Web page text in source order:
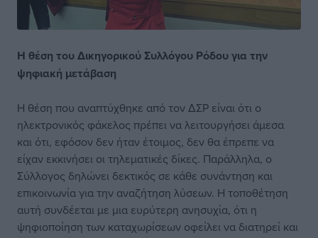
Η θέση του Δικηγορικού Συλλόγου Ρόδου για την
ψηφιακή μετάβαση
Η θέση που αναπτύχθηκε από τον ΔΣΡ είναι ότι ο
ηλεκτρονικός φάκελος πρέπει να λειτουργήσει άμεσα
και ότι, εφόσον δεν ήταν έτοιμος, δεν θα έπρεπε να
είχαν εκκινήσει οι τηλεματικές δίκες. Παράλληλα, ο
Σύλλογος δηλώνει δεκτικός σε κάθε συνάντηση και
επικοινωνία για την αναζήτηση λύσεων. Η τοποθέτηση
αυτή συνδέεται με μια ευρύτερη ανησυχία, ότι η
ψηφιοποίηση των καταχωρίσεων οφείλει να διατηρεί και